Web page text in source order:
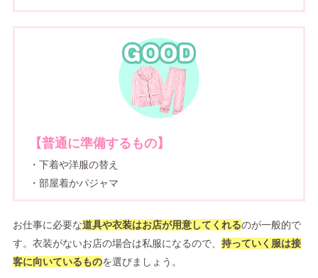
【普通に準備するもの】
・下着や洋服の替え
・部屋着かパジャマ
お仕事に必要な道具や衣装はお店が用意してくれるのが一般的で
す。衣装がないお店の場合は私服になるので、 持っていく服は接
客に向いているものを選びましょう。